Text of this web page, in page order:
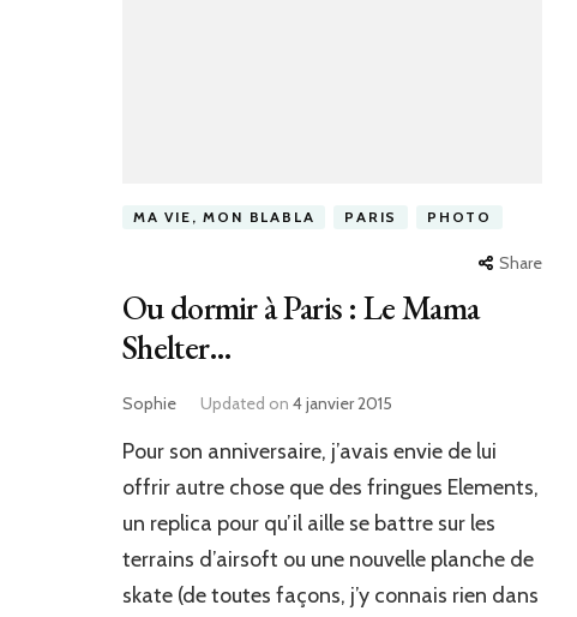
MA VIE, MON BLABLA PARIS PHOTO
Share
Ou dormir à Paris : Le Mama
Shelter…
Sophie Updated on 4 janvier 2015
Pour son anniversaire, j’avais envie de lui
offrir autre chose que des fringues Elements,
un replica pour qu’il aille se battre sur les
terrains d’airsoft ou une nouvelle planche de
skate (de toutes façons, j’y connais rien dans